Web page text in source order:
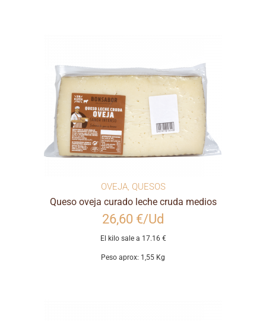
OVEJA, QUESOS
Queso oveja curado leche cruda medios
26,60 €/Ud
El kilo sale a 17.16 €
Peso aprox: 1,55 Kg